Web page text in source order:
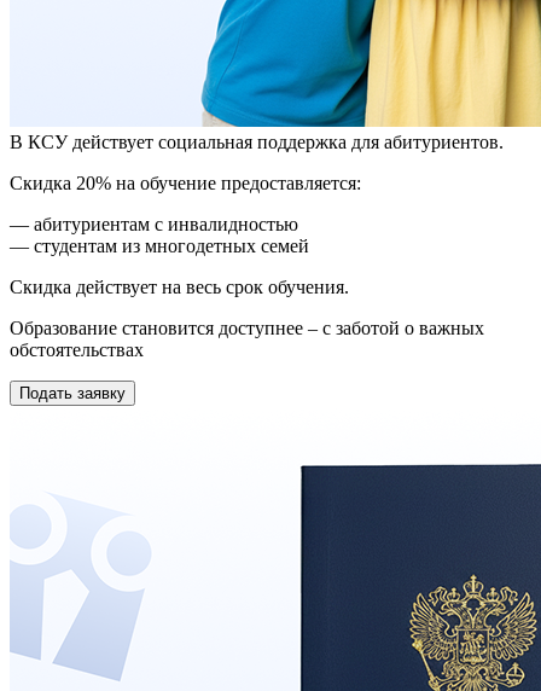
В КСУ действует социальная поддержка для абитуриентов.
Скидка 20% на обучение предоставляется:
— абитуриентам с инвалидностью
— студентам из многодетных семей
Скидка действует на весь срок обучения.
Образование становится доступнее – с заботой о важных
обстоятельствах
Подать заявку